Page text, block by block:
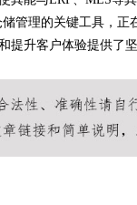
管理的关键工具，
提升客户体验提供了